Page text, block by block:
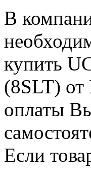
В
купить
(8SLT)
оплаты
Если